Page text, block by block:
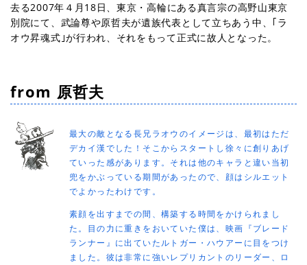
去る2007年４月18日、東京・高輪にある真言宗の高野山東京
別院にて、武論尊や原哲夫が遺族代表として立ちあう中、｢ラ
オウ昇魂式｣が行われ、それをもって正式に故人となった。
from 原哲夫
最大の敵となる長兄ラオウのイメージは、最初はただ
デカイ漢でした！そこからスタートし徐々に創りあげ
ていった感があります。それは他のキャラと違い当初
兜をかぶっている期間があったので、顔はシルエット
でよかったわけです。
素顔を出すまでの間、構築する時間をかけられまし
た。目の力に重きをおいていた僕は、映画『ブレード
ランナー』に出ていたルトガー・ハウアーに目をつけ
ました。彼は非常に強いレプリカントのリーダー、ロ